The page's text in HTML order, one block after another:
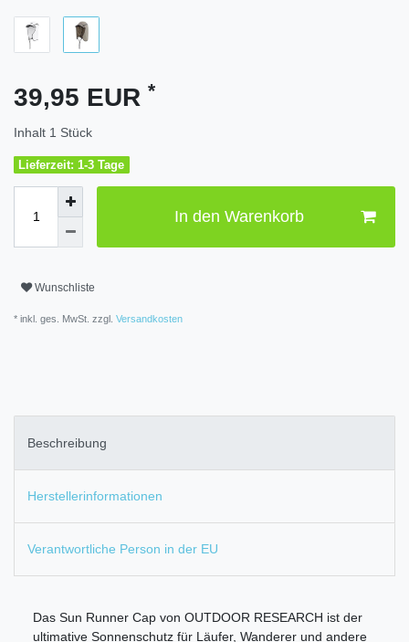
39,95 EUR *
Inhalt 1 Stück
Lieferzeit: 1-3 Tage
In den Warenkorb
Wunschliste
* inkl. ges. MwSt. zzgl. Versandkosten
Beschreibung
Herstellerinformationen
Verantwortliche Person in der EU
Das Sun Runner Cap von OUTDOOR RESEARCH ist der
ultimative Sonnenschutz für Läufer, Wanderer und andere